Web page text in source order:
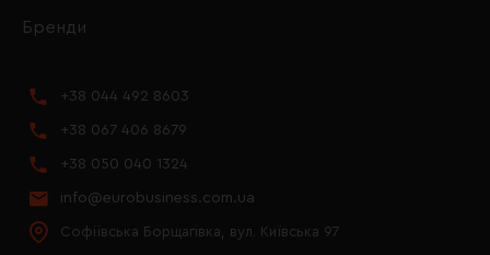
Бренди
+38 044 492 8603
+38 067 406 8679
+38 050 040 1324
info@eurobusiness.com.ua
Софіївська Борщагівка, вул. Київська 97